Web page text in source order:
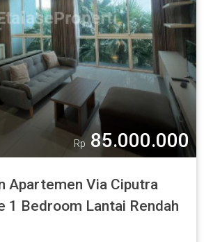
Rp 85.000.000
Apartemen Via Ciputra
1 Bedroom Lantai Rendah